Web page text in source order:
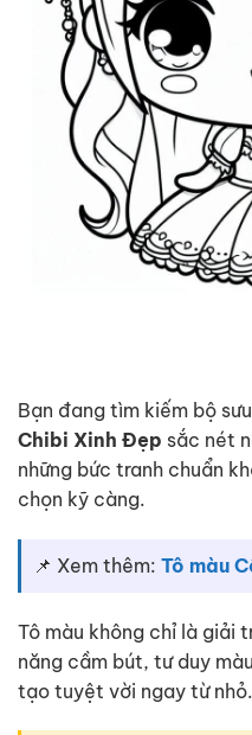
Bạn đang tìm kiếm bộ
Chibi Xinh Đẹp sắc nét
những bức tranh chuẩn
chọn kỹ càng.
📌 Xem thêm: Tô màu
Tô màu không chỉ là giải
năng cầm bút, tư duy
tạo tuyệt vời ngay từ nhỏ.